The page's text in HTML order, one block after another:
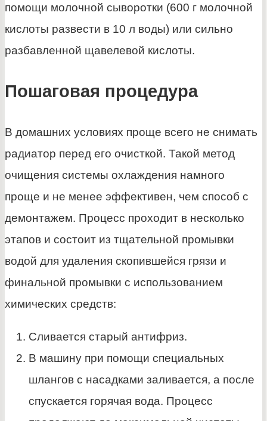
помощи молочной сыворотки (600 г молочной
кислоты развести в 10 л воды) или сильно
разбавленной щавелевой кислоты.
Пошаговая процедура
В домашних условиях проще всего не снимать
радиатор перед его очисткой. Такой метод
очищения системы охлаждения намного
проще и не менее эффективен, чем способ с
демонтажем. Процесс проходит в несколько
этапов и состоит из тщательной промывки
водой для удаления скопившейся грязи и
финальной промывки с использованием
химических средств:
Сливается старый антифриз.
В машину при помощи специальных
шлангов с насадками заливается, а после
спускается горячая вода. Процесс